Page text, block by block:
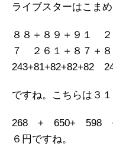
ライブスターはこま
８８＋８９＋９１ ２
７ ２６１＋８７＋
243+81+82+82+82
ですね。こちらは３１
268 + 650+ 598
６円ですね。